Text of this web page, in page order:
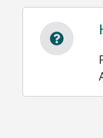
Optionale